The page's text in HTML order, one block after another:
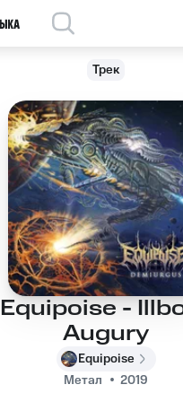
Трек
Equipoise -
Augury
Equipoise
Метал
2019